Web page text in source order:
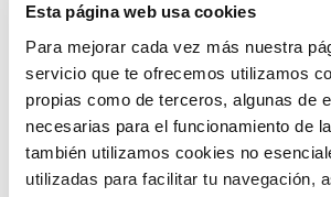
Esta página web usa cookies
Para mejorar cada vez más nuestra
servicio que te ofrecemos utilizamos
propias como de terceros, algunas de
necesarias para el funcionamiento de
también utilizamos cookies no
utilizadas para facilitar tu navegación,
Uncategorized(2)
Urgencias(2)
Video-consejos nutricionales(15)
Vídeos(21)